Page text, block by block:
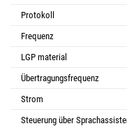
Protokoll
Frequenz
LGP material
Übertragungsfrequenz
Strom
Steuerung über